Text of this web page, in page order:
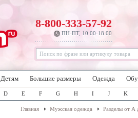
8-800-333-57-92
ПН-ПТ, 10:00-18:00
Детям Большие размеры Одежда
D E F G H I J K
Главная Мужская одежда Разделы от А